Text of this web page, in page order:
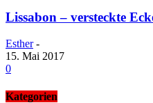
Lissabon – versteckte
Esther -
15. Mai 2017
0
Kategorien